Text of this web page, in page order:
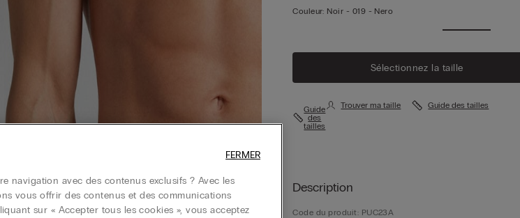
Couleur: Noir - 019 - Nero
Sélectionnez la taille
Guide
des
tailles
Trouver ma taille Guide des tailles
Description
Code du produit: PUC23A
navigation avec des contenus exclusifs ? Avec les
vous offrir des contenus et des communications
sur « Accepter tous les cookies », vous acceptez
FERMER